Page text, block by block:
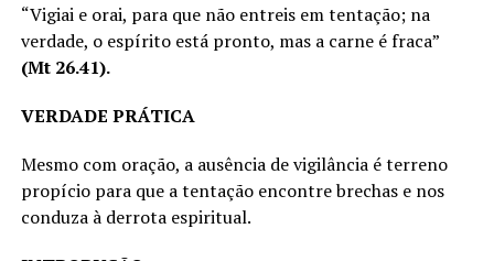
“Vigiai e orai, para que não entreis em tentação; na
verdade, o espírito está pronto, mas a carne é fraca”
(Mt 26.41).
VERDADE PRÁTICA
Mesmo com oração, a ausência de vigilância é terreno
propício para que a tentação encontre brechas e nos
conduza à derrota espiritual.